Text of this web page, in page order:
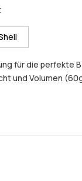
für die perfekte
und Volumen